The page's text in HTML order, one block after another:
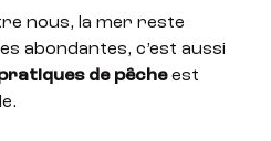
nous, la mer reste
abondantes, c’est aussi
de pêcheest